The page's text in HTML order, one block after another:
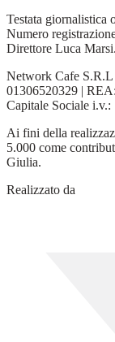
Testata giornalistica
Numero
Direttore Luca Marsi.
Network Cafe S.R.L
01306520329 |
Capitale Sociale i.v.:
Ai fini della
5.000 come
Giulia.
Realizzato da